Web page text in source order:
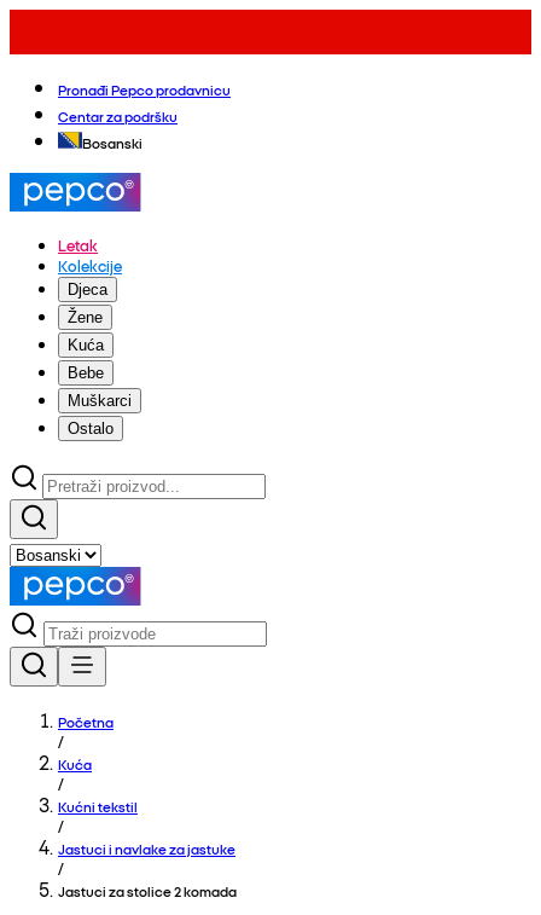
Pronađi Pepco prodavnicu
Centar za podršku
Bosanski
Letak
Kolekcije
Djeca
Žene
Kuća
Bebe
Muškarci
Ostalo
Početna
/
Kuća
/
Kućni tekstil
/
Jastuci i navlake za jastuke
/
Jastuci za stolice 2 komada